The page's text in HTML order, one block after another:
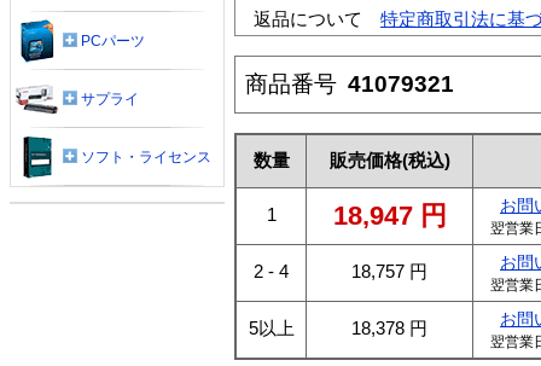
返品について
特定商取引法に基
商品番号 41079321
数量 販売価格(税込)
1 18,947 円 お問
翌営業
2 - 4 18,757 円 お問
翌営業
5以上 18,378 円 お問
翌営業
PCパーツ
サプライ
ソフト・ライセンス